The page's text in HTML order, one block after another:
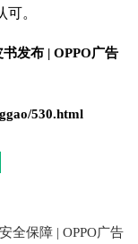
。
发布 | OPPO广告
530.html
全保障 | OPPO广告